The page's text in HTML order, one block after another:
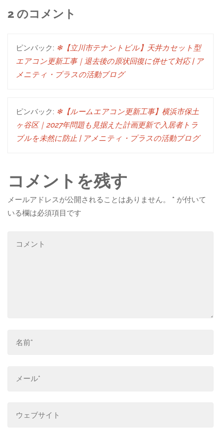
2 のコメント
ピンバック: ❄【立川市テナントビル】天井カセット型
エアコン更新工事｜退去後の原状回復に併せて対応 | ア
メニティ・プラスの活動ブログ
ピンバック: ❄【ルームエアコン更新工事】横浜市保土
ヶ谷区｜2027年問題も見据えた計画更新で入居者トラ
ブルを未然に防止 | アメニティ・プラスの活動ブログ
コメントを残す
メールアドレスが公開されることはありません。 * が付いて
いる欄は必須項目です